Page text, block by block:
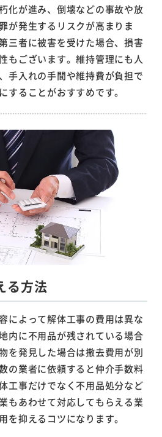
化が進み、倒壊などの事故や放
が発生するリスクが高まりま
三者に被害を受けた場合、損害
もございます。維持管理にも人
手入れの手間や維持費が負担で
することがおすすめです。
る方法
によって解体工事の費用は異な
内に不用品が残されている場合
を発見した場合は撤去費用が別
の業者に依頼すると仲介手数料
工事だけでなく不用品処分など
もあわせて対応してもらえる業
を抑えるコツになります。